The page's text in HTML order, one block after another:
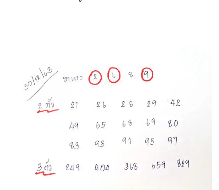
ถ่ายทอดสดหวยกัมพูชา GD
หวยหุ้นสด
หวยหุ้นนิเคอิ เช้า